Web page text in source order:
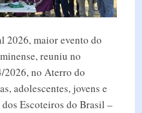
2026, maior evento do
reuniu no
2026, no Aterro do
adolescentes, jovens e
Escoteiros do Brasil –